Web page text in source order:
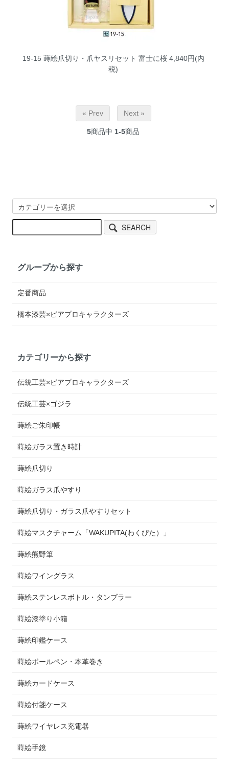
19-15 蒔絵爪切り・爪ヤスリセット 富士に桜 4,840円(内
税)
« Prev Next »
5商品中 1-5商品
SEARCH
グループから探す
定番商品
橋本漆芸×ピアプロキャラクターズ
カテゴリーから探す
伝統工芸×ピアプロキャラクターズ
伝統工芸×ゴジラ
蒔絵ご朱印帳
蒔絵ガラス置き時計
蒔絵爪切り
蒔絵ガラス爪やすり
蒔絵爪切り・ガラス爪やすりセット
蒔絵マスクチャーム「WAKUPITA(わくぴた）」
蒔絵熊野筆
蒔絵ワイングラス
蒔絵ステンレスボトル・タンブラー
蒔絵漆塗り小箱
蒔絵印鑑ケース
蒔絵ボールペン・本革巻き
蒔絵カードケース
蒔絵付箋ケース
蒔絵ワイヤレス充電器
蒔絵手鏡